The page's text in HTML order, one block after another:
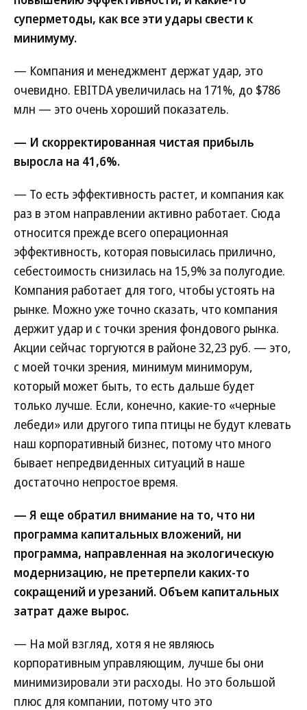
суперметоды, как все эти удары свести к
минимуму.
— Компания и менеджмент держат удар, это
очевидно. EBITDA увеличилась на 171%, до $786
млн — это очень хороший показатель.
— И скорректированная чистая прибыль
выросла на 41,6%.
— То есть эффективность растет, и компания как
раз в этом направлении активно работает. Сюда
относится прежде всего операционная
эффективность, которая повысилась прилично,
себестоимость снизилась на 15,9% за полугодие.
Компания работает для того, чтобы устоять на
рынке. Можно уже точно сказать, что компания
держит удар и с точки зрения фондового рынка.
Акции сейчас торгуются в районе 32,23 руб. — это,
с моей точки зрения, минимум миниморум,
который может быть, то есть дальше будет
только лучше. Если, конечно, какие-то «черные
лебеди» или другого типа птицы не будут клевать
наш корпоративный бизнес, потому что много
бывает непредвиденных ситуаций в наше
достаточно непростое время.
— Я еще обратил внимание на то, что ни
программа капитальных вложений, ни
программа, направленная на экологическую
модернизацию, не претерпели каких-то
сокращений и урезаний. Объем капитальных
затрат даже вырос.
— На мой взгляд, хотя я не являюсь
корпоративным управляющим, лучше бы они
минимизировали эти расходы. Но это большой
плюс для компании, потому что это